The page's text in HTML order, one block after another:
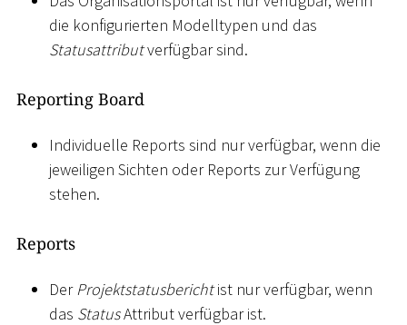
die konfigurierten Modelltypen und das
Statusattributverfügbar sind.
Reporting Board
Individuelle Reports sind nur verfügbar, wenn die
jeweiligen Sichten oder Reports zur Verfügung
stehen.
Reports
Der Projektstatusberichtist nur verfügbar, wenn
das StatusAttribut verfügbar ist.